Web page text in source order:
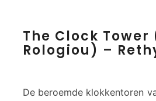
h
e
o
The Clock Tower
Rologiou) –
De beroemde klokkentoren